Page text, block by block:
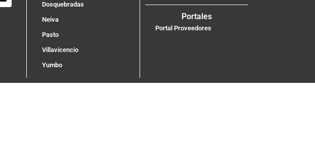
Dosquebradas
Neiva
Pasto
Villavicencio
Yumbo
Portales
Portal Proveedores